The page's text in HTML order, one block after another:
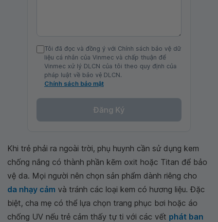
Tôi đã đọc và đồng ý với Chính sách bảo vệ dữ
liệu cá nhân của Vinmec và chấp thuận để
Vinmec xử lý DLCN của tôi theo quy định của
pháp luật về bảo vệ DLCN.
Chính sách bảo mật
Đăng Ký
Khi trẻ phải ra ngoài trời, phụ huynh cần sử dụng kem
chống nắng có thành phần kẽm oxit hoặc Titan để bảo
vệ da. Mọi người nên chọn sản phẩm dành riêng cho
da nhạy cảm và tránh các loại kem có hương liệu. Đặc
biệt, cha mẹ có thể lựa chọn trang phục bơi hoặc áo
chống UV nếu trẻ cảm thấy tự ti với các vết phát ban